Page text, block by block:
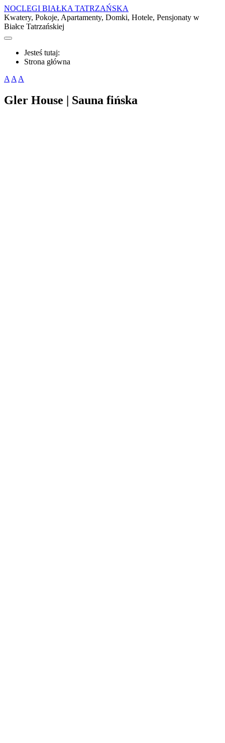
NOCLEGI BIAŁKA TATRZAŃSKA
Kwatery, Pokoje, Apartamenty, Domki, Hotele, Pensjonaty w
Białce Tatrzańskiej
Jesteś tutaj:
Strona główna
A A A
Gler House | Sauna fińska